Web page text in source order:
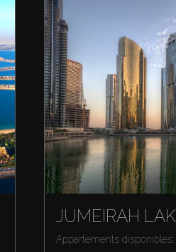
JUMEIRAH
Appartements disponibles: